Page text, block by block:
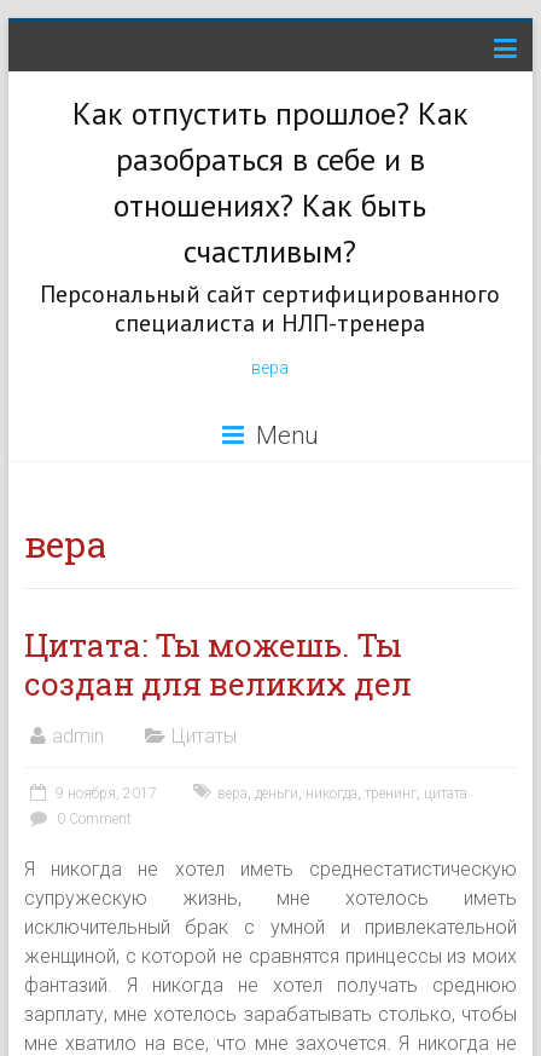
Как отпустить прошлое? Как
разобраться в себе и в
отношениях? Как быть
счастливым?
Персональный сайт сертифицированного
специалиста и НЛП-тренера
вера
Menu
вера
Цитата: Ты можешь. Ты
создан для великих дел
admin Цитаты
9 ноября, 2017 вера, деньги, никогда, тренинг, цитата
0 Comment
Я никогда не хотел иметь среднестатистическую
супружескую жизнь, мне хотелось иметь
исключительный брак с умной и привлекательной
женщиной, с которой не сравнятся принцессы из моих
фантазий. Я никогда не хотел получать среднюю
зарплату, мне хотелось зарабатывать столько, чтобы
мне хватило на все, что мне захочется. Я никогда не